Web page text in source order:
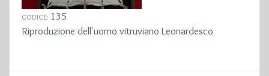
CODICE: 135
Riproduzione dell'uomo vitruviano Leonardesco